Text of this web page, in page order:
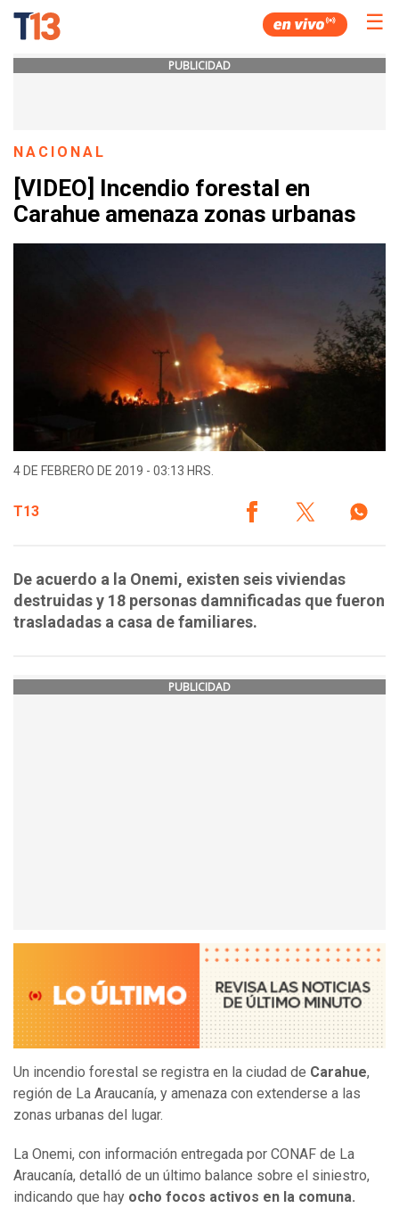
☰
PUBLICIDAD
NACIONAL
[VIDEO] Incendio forestal en
Carahue amenaza zonas urbanas
4 DE FEBRERO DE 2019 - 03:13 HRS.
T13
De acuerdo a la Onemi, existen seis viviendas
destruidas y 18 personas damnificadas que fueron
trasladadas a casa de familiares.
PUBLICIDAD
Un incendio forestal se registra en la ciudad de Carahue,
región de La Araucanía, y amenaza con extenderse a las
zonas urbanas del lugar.
La Onemi, con información entregada por CONAF de La
Araucanía, detalló de un último balance sobre el siniestro,
indicando que hay ocho focos activos en la comuna.